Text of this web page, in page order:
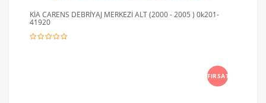
KİA CARENS DEBRİYAJ MERKEZİ ALT (2000 - 2005 ) 0k201-
41920
FIRSAT